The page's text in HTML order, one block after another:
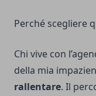
Perché scegliere
Chi vive con
della mia
rallentare. Il